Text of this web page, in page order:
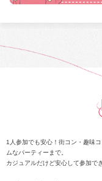
1人参加でも安心！街コン・趣味
ムなパーティーまで。
カジュアルだけど安心して参加で